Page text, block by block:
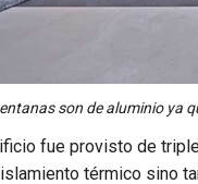
son de aluminio ya
fue provisto de
térmico sino